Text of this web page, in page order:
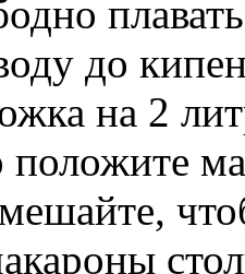
до
на 2
положите